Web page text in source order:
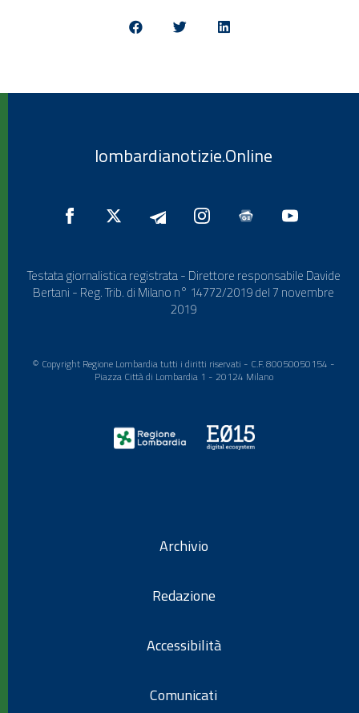
lombardianotizie.Online
Testata giornalistica registrata - Direttore responsabile Davide
Bertani - Reg. Trib. di Milano n° 14772/2019 del 7 novembre
2019
© Copyright Regione Lombardia tutti i diritti riservati - C.F. 80050050154 -
Piazza Città di Lombardia 1 - 20124 Milano
Archivio
Redazione
Accessibilità
Comunicati